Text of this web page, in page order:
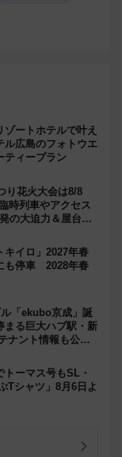
ゾートホテルで叶え
ル広島のフォトウエ
ティープラン
り花火大会は8/8
時列車やアクセス
の大迫力＆屋台を
キイロ」2027年春
も停車 2028年春
「ekubo京成」誕
まる巨大ハブ駅・新
ナント情報も公
トーマス号もSL・
Tシャツ」8月6日よ